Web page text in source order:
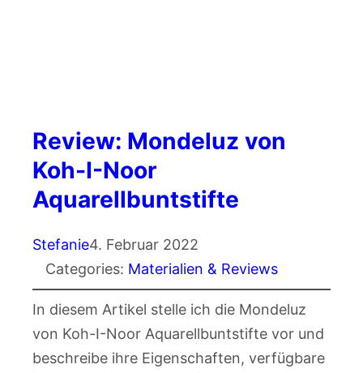
Review: Mondeluz von
Koh-I-Noor
Aquarellbuntstifte
Stefanie4. Februar 2022
Categories: Materialien & Reviews
In diesem Artikel stelle ich die Mondeluz
von Koh-I-Noor Aquarellbuntstifte vor und
beschreibe ihre Eigenschaften, verfügbare